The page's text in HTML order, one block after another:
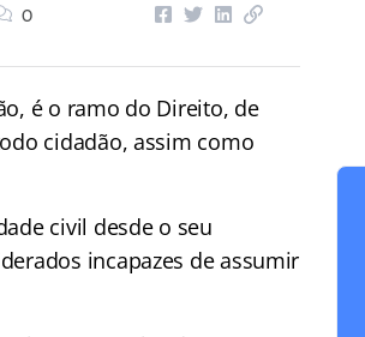
0
é o ramo do Direito, de
cidadão, assim como
civil desde o seu
incapazes de assumir